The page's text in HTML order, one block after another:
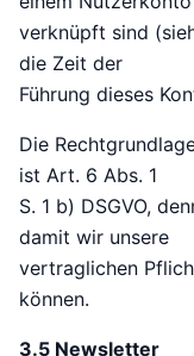
verknüpft sind
die Zeit der
Führung dieses
Die
ist Art. 6 Abs. 1
S. 1 b) DSGVO,
damit wir unsere
vertraglichen
können.
3.5 Newsletter